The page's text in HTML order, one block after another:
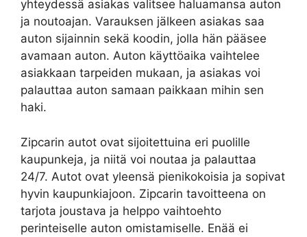
yhteydessä asiakas valitsee haluamansa auton
ja noutoajan. Varauksen jälkeen asiakas saa
auton sijainnin sekä koodin, jolla hän pääsee
avamaan auton. Auton käyttöaika vaihtelee
asiakkaan tarpeiden mukaan, ja asiakas voi
palauttaa auton samaan paikkaan mihin sen
haki.
Zipcarin autot ovat sijoitettuina eri puolille
kaupunkeja, ja niitä voi noutaa ja palauttaa
24/7. Autot ovat yleensä pienikokoisia ja sopivat
hyvin kaupunkiajoon. Zipcarin tavoitteena on
tarjota joustava ja helppo vaihtoehto
perinteiselle auton omistamiselle. Enää ei